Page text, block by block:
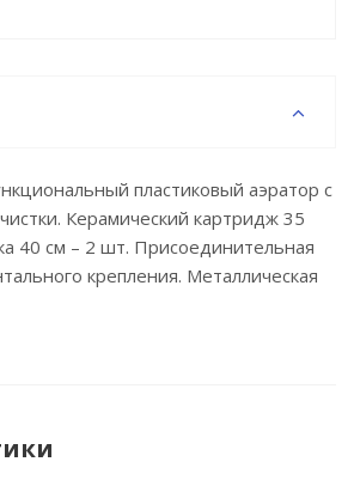
пластиковый аэратор с
Керамический картридж 35
40 см – 2 шт. Присоединительная
крепления. Металлическая